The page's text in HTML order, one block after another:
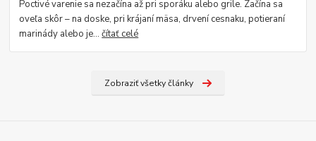
Poctivé varenie sa nezačína až pri sporáku alebo grile. Začína sa
oveľa skôr – na doske, pri krájaní mäsa, drvení cesnaku, potieraní
marinády alebo je...čítať celé
Zobraziť všetky články